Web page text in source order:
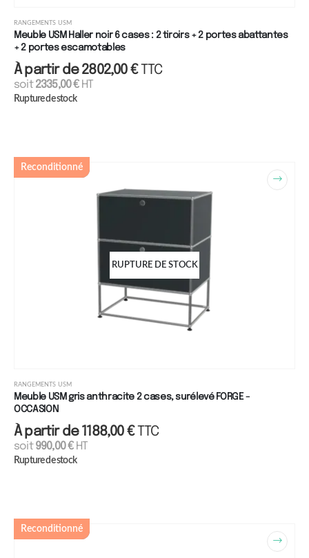
RANGEMENTS USM
Meuble USM Haller noir 6 cases : 2 tiroirs + 2 portes abattantes
+ 2 portes escamotables
À partir de2802,00€TTC
soit2335,00€HT
Rupture de stock
Reconditionné
RUPTURE DE STOCK
RANGEMENTS USM
Meuble USM gris anthracite 2 cases, surélevé FORGE -
OCCASION
À partir de1188,00€ TTC
soit990,00€HT
Rupture de stock
Reconditionné